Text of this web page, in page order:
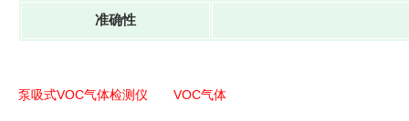
准确性
泵吸式VOC气体检测仪 VOC气体